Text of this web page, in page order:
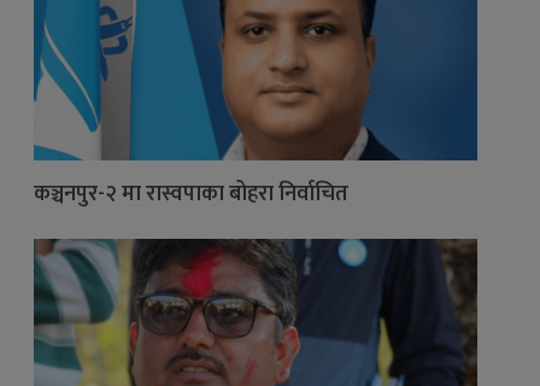
कञ्चनपुर-२ मा रास्वपाका बोहरा निर्वाचित